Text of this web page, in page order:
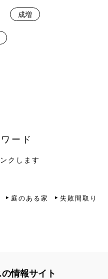
成増
ード
クします
庭のある家 失敗間取り
情報サイト